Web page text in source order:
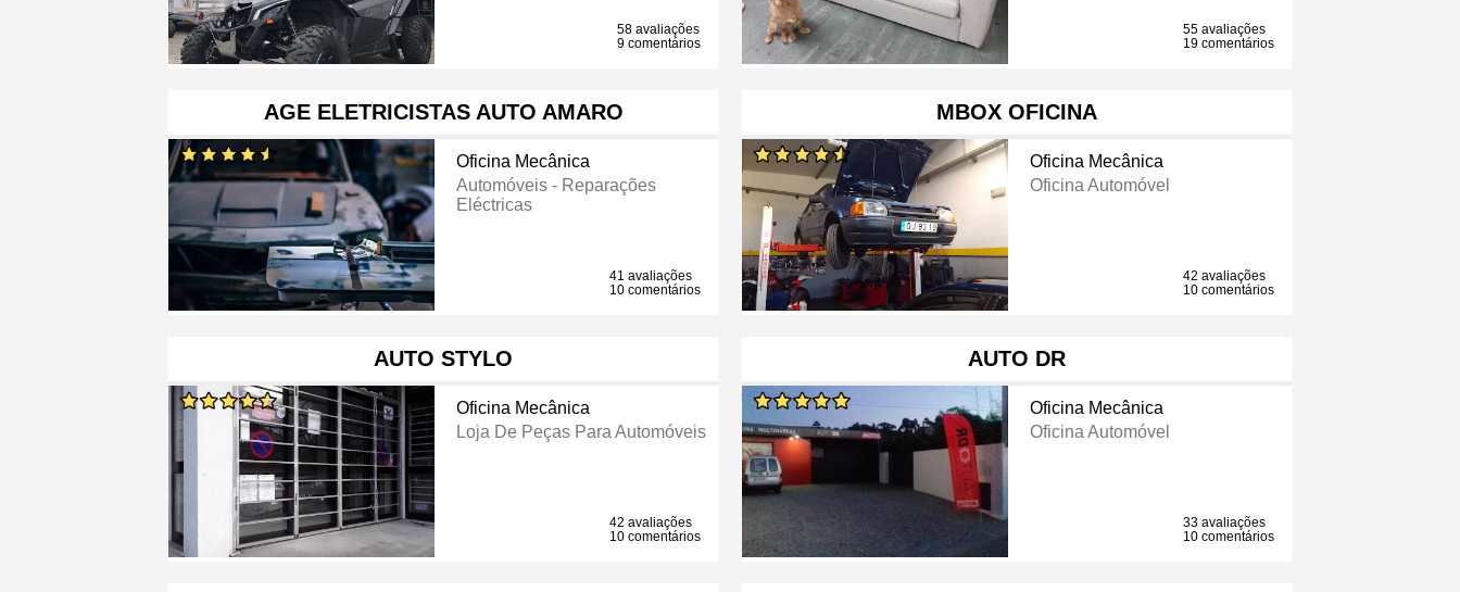
58 avaliações
9 comentários
55 avaliações
19 comentários
AGE ELETRICISTAS AUTO AMARO
Oficina Mecânica
Automóveis - Reparações
Eléctricas
41 avaliações
10 comentários
MBOX OFICINA
Oficina Mecânica
Oficina Automóvel
42 avaliações
10 comentários
AUTO STYLO
Oficina Mecânica
Loja De Peças Para Automóveis
42 avaliações
10 comentários
AUTO DR
Oficina Mecânica
Oficina Automóvel
33 avaliações
10 comentários